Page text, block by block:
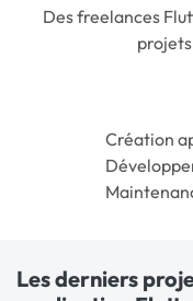
Des freelances
Création
Les derniers